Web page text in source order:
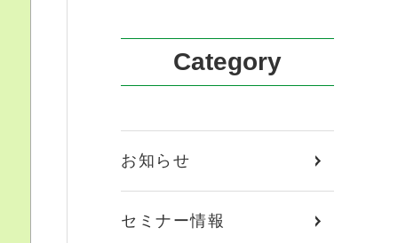
Category
お知らせ
セミナー情報